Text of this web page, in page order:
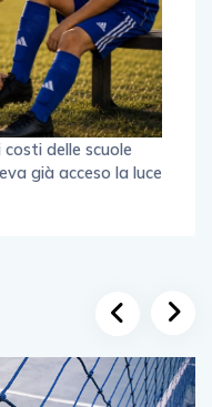
delle scuole
già acceso la luce